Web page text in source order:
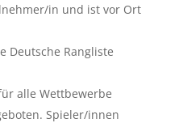
in und ist vor Ort
Deutsche Rangliste
alle Wettbewerbe
Spieler/innen